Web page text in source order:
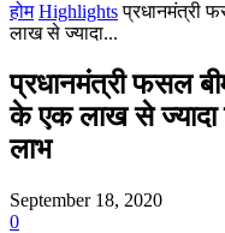
होम Highlights प्रधानमंत्री
लाख से ज्यादा...
प्रधानमंत्री फसल
के एक लाख से ज्यादा
लाभ
September 18, 2020
0